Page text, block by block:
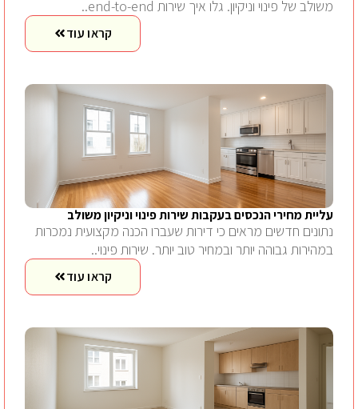
משולב של פינוי וניקיון. גלו איך שירות end-to-end..
קראו עוד
עליית מחירי הנכסים בעקבות שירות פינוי וניקיון משולב
נתונים חדשים מראים כי דירות שעברו הכנה מקצועית נמכרות
במהירות גבוהה יותר ובמחיר טוב יותר. שירות פינוי..
קראו עוד